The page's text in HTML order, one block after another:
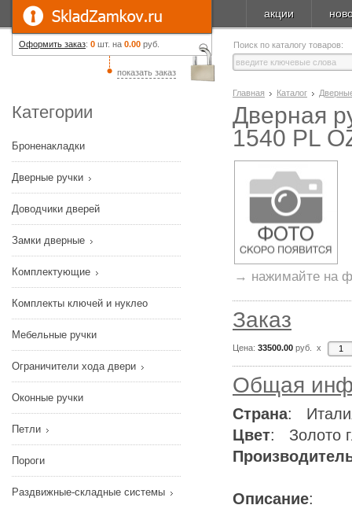
Оформить заказ: 0 шт. на 0.00 руб.
показать заказ
акции
Поиск по каталогу товаров:
Категории
Броненакладки
Дверные ручки
Доводчики дверей
Замки дверные
Комплектующие
Комплекты ключей и нуклео
Мебельные ручки
Ограничители хода двери
Оконные ручки
Петли
Пороги
Раздвижные-складные системы
Главная Каталог
Дверная
1540 PL
→ нажимайте на
Заказ
Цена: 33500.00 руб. x
Общая
Страна:
Цвет: Золото
Описание: